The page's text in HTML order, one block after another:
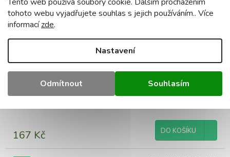
tohoto webu vyjadřujete souhlas s jejich používáním.. Více
informacízde.
Nastavení
Odmítnout Souhlasím
LED profil LUMINES typ A stříbrný elox 2,02m
167 Kč DO KOŠÍKU